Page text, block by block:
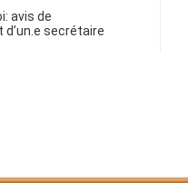
avis de
secrétaire